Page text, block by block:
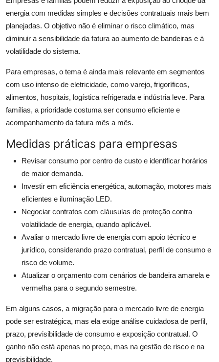
energia com medidas simples e decisões contratuais mais bem
planejadas. O objetivo não é eliminar o risco climático, mas
diminuir a sensibilidade da fatura ao aumento de bandeiras e à
volatilidade do sistema.
Para empresas, o tema é ainda mais relevante em segmentos
com uso intenso de eletricidade, como varejo, frigoríficos,
alimentos, hospitais, logística refrigerada e indústria leve. Para
famílias, a prioridade costuma ser consumo eficiente e
acompanhamento da fatura mês a mês.
Medidas práticas para empresas
Revisar consumo por centro de custo e identificar horários
de maior demanda.
Investir em eficiência energética, automação, motores mais
eficientes e iluminação LED.
Negociar contratos com cláusulas de proteção contra
volatilidade de energia, quando aplicável.
Avaliar o mercado livre de energia com apoio técnico e
jurídico, considerando prazo contratual, perfil de consumo e
risco de volume.
Atualizar o orçamento com cenários de bandeira amarela e
vermelha para o segundo semestre.
Em alguns casos, a migração para o mercado livre de energia
pode ser estratégica, mas ela exige análise cuidadosa de perfil,
prazo, previsibilidade de consumo e exposição contratual. O
ganho não está apenas no preço, mas na gestão de risco e na
previsibilidade.